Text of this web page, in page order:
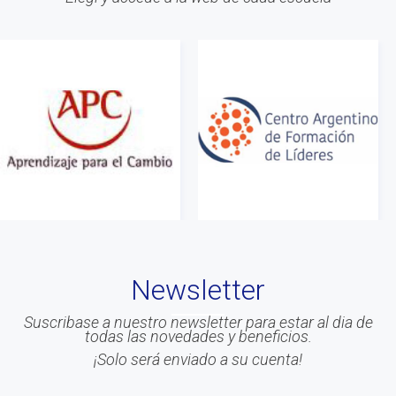
#Calidad
#Beneficios
#Congreso
#Liderazgo
#coaching ejecutivo
#comunidad
#inclusion social
Newsletter
Suscribase a nuestro newsletter para estar al dia de
todas las novedades y beneficios.
¡Solo será enviado a su cuenta!